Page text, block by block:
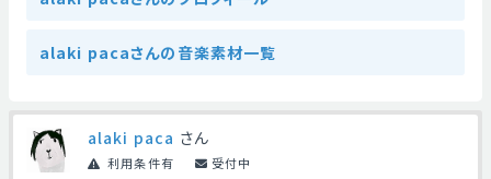
alaki pacaさんの音楽素材一覧
alaki paca さん
利用条件有 受付中